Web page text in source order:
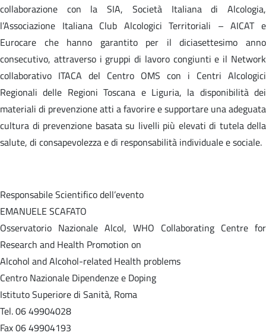
collaborazione con la SIA, Società Italiana di Alcologia,
l’Associazione Italiana Club Alcologici Territoriali – AICAT e
Eurocare che hanno garantito per il diciasettesimo anno
consecutivo, attraverso i gruppi di lavoro congiunti e il Network
collaborativo ITACA del Centro OMS con i Centri Alcologici
Regionali delle Regioni Toscana e Liguria, la disponibilità dei
materiali di prevenzione atti a favorire e supportare una adeguata
cultura di prevenzione basata su livelli più elevati di tutela della
salute, di consapevolezza e di responsabilità individuale e sociale.
Responsabile Scientifico dell’evento
EMANUELE SCAFATO
Osservatorio Nazionale Alcol, WHO Collaborating Centre for
Research and Health Promotion on
Alcohol and Alcohol-related Health problems
Centro Nazionale Dipendenze e Doping
Istituto Superiore di Sanità, Roma
Tel. 06 49904028
Fax 06 49904193